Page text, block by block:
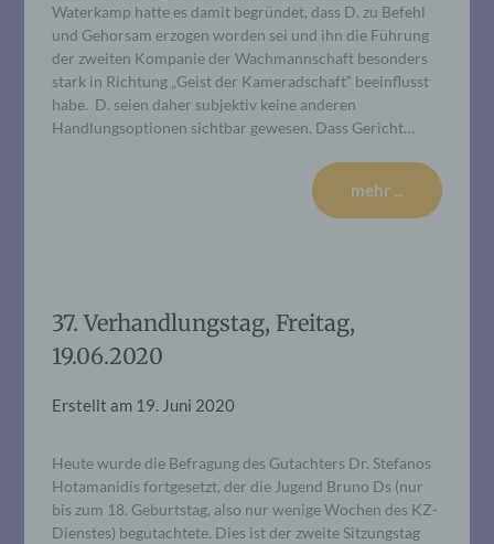
Waterkamp hatte es damit begründet, dass D. zu Befehl
und Gehorsam erzogen worden sei und ihn die Führung
der zweiten Kompanie der Wachmannschaft besonders
stark in Richtung „Geist der Kameradschaft“ beeinflusst
habe. D. seien daher subjektiv keine anderen
Handlungsoptionen sichtbar gewesen. Dass Gericht…
mehr ...
37. Verhandlungstag, Freitag,
19.06.2020
Erstellt am 19. Juni 2020
Heute wurde die Befragung des Gutachters Dr. Stefanos
Hotamanidis fortgesetzt, der die Jugend Bruno Ds (nur
bis zum 18. Geburtstag, also nur wenige Wochen des KZ-
Dienstes) begutachtete. Dies ist der zweite Sitzungstag